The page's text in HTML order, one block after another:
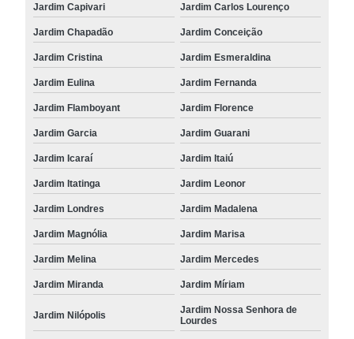
Jardim Capivari Jardim Carlos Lourenço
Jardim Chapadão Jardim Conceição
Jardim Cristina Jardim Esmeraldina
Jardim Eulina Jardim Fernanda
Jardim Flamboyant Jardim Florence
Jardim Garcia Jardim Guarani
Jardim Icaraí Jardim Itaiú
Jardim Itatinga Jardim Leonor
Jardim Londres Jardim Madalena
Jardim Magnólia Jardim Marisa
Jardim Melina Jardim Mercedes
Jardim Miranda Jardim Míriam
Jardim Nilópolis
Jardim Nossa Senhora de
Lourdes